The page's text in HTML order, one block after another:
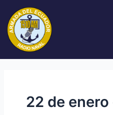
contenido
22 de